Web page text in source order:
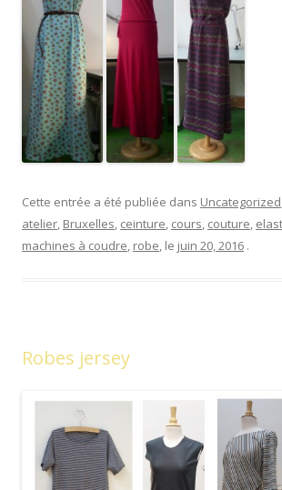
Cette entrée a été publiée dans Uncategorized
atelier, Bruxelles, ceinture, cours, couture,
machines à coudre, robe, le juin 20, 2016 .
Robes jersey